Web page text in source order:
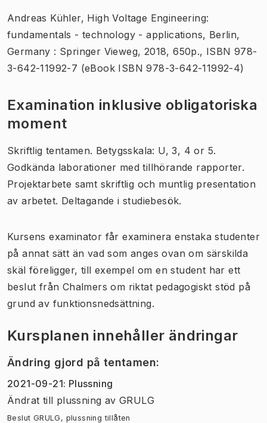
Andreas Kühler, High Voltage Engineering:
fundamentals - technology - applications, Berlin,
Germany : Springer Vieweg, 2018, 650p., ISBN 978-
3-642-11992-7 (eBook ISBN 978-3-642-11992-4)
Examination inklusive obligatoriska
moment
Skriftlig tentamen. Betygsskala: U, 3, 4 or 5.
Godkända laborationer med tillhörande rapporter.
Projektarbete samt skriftlig och muntlig presentation
av arbetet. Deltagande i studiebesök.
Kursens examinator får examinera enstaka studenter
på annat sätt än vad som anges ovan om särskilda
skäl föreligger, till exempel om en student har ett
beslut från Chalmers om riktat pedagogiskt stöd på
grund av funktionsnedsättning.
Kursplanen innehåller ändringar
Ändring gjord på tentamen:
2021-09-21: Plussning
Ändrat till plussning av GRULG
Beslut GRULG, plussning tillåten